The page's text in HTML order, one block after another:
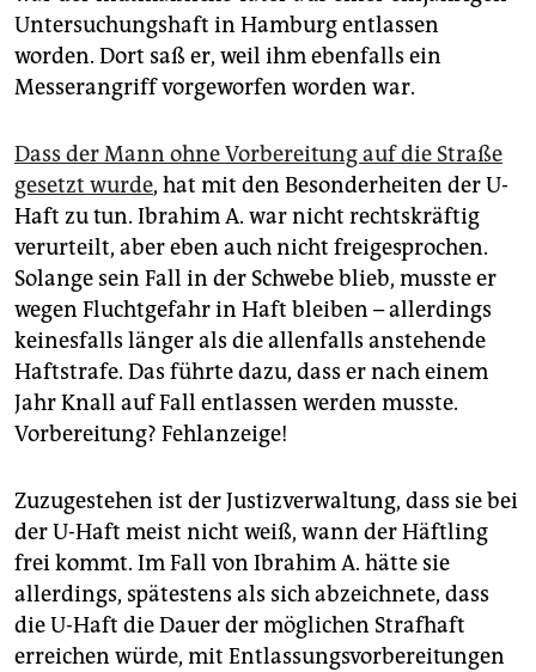
Untersuchungshaft in Hamburg entlassen
worden. Dort saß er, weil ihm ebenfalls ein
Messerangriff vorgeworfen worden war.
Dass der Mann ohne Vorbereitung auf die Straße
gesetzt wurde, hat mit den Besonderheiten der U-
Haft zu tun. Ibrahim A. war nicht rechtskräftig
verurteilt, aber eben auch nicht freigesprochen.
Solange sein Fall in der Schwebe blieb, musste er
wegen Fluchtgefahr in Haft bleiben – allerdings
keinesfalls länger als die allenfalls anstehende
Haftstrafe. Das führte dazu, dass er nach einem
Jahr Knall auf Fall entlassen werden musste.
Vorbereitung? Fehlanzeige!
Zuzugestehen ist der Justizverwaltung, dass sie bei
der U-Haft meist nicht weiß, wann der Häftling
frei kommt. Im Fall von Ibrahim A. hätte sie
allerdings, spätestens als sich abzeichnete, dass
die U-Haft die Dauer der möglichen Strafhaft
erreichen würde, mit Entlassungsvorbereitungen